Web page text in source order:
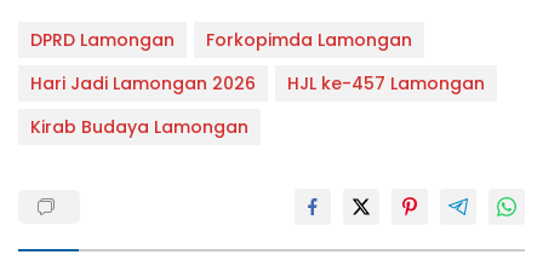
DPRD Lamongan
Forkopimda Lamongan
Hari Jadi Lamongan 2026
HJL ke-457 Lamongan
Kirab Budaya Lamongan